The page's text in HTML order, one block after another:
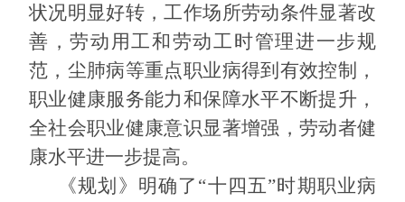
状况明显好转，工作场所劳动条件显著改
善，劳动用工和劳动工时管理进一步规
范，尘肺病等重点职业病得到有效控制，
职业健康服务能力和保障水平不断提升，
全社会职业健康意识显著增强，劳动者健
康水平进一步提高。
《规划》明确了“十四五”时期职业病